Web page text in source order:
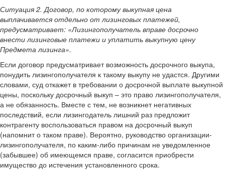
Ситуация 2. Договор, по которому выкупная цена
выплачивается отдельно от лизинговых платежей,
предусматривает: «Лизингополучатель вправе досрочно
внести лизинговые платежи и уплатить выкупную цену
Предмета лизинга».
Если договор предусматривает возможность досрочного выкупа,
понудить лизингополучателя к такому выкупу не удастся. Другими
словами, суд откажет в требовании о досрочной выплате выкупной
цены, поскольку досрочный выкуп – это право лизингополучателя,
а не обязанность. Вместе с тем, не возникнет негативных
последствий, если лизингодатель лишний раз предложит
контрагенту воспользоваться правом на досрочный выкуп
(напомнит о таком праве). Вероятно, руководство организации-
лизингополучателя, по каким-либо причинам не уведомленное
(забывшее) об имеющемся праве, согласится приобрести
имущество до истечения установленного срока.